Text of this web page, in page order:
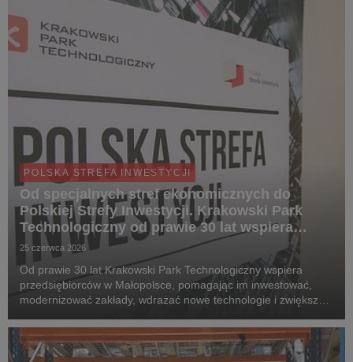
POLSKA STREFA INWESTYCJI
Od specjalnych stref ekonomicznych do
Polskiej Strefy Inwestycji. Krakowski Park
Technologiczny od prawie 30 lat wspiera
rozwój firm
25 czerwca 2026
Od prawie 30 lat Krakowski Park Technologiczny wspiera
przedsiębiorców w Małopolsce, pomagając im inwestować,
modernizować zakłady, wdrażać nowe technologie i zwiększać
narzędzi tego wsparcia były specjalne strefy ekon...